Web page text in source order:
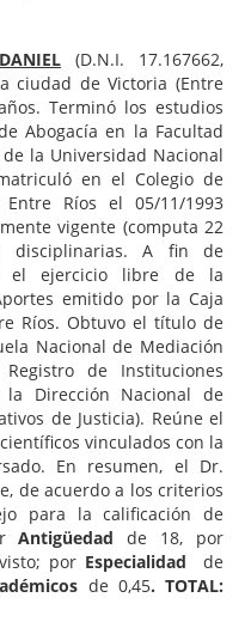
(D.N.I. 17.167662,
ciudad de Victoria (Entre
Terminó los estudios
Abogacía en la Facultad
la Universidad Nacional
en el Colegio de
Ríos el 05/11/1993
vigente (computa 22
disciplinarias. A fin de
el ejercicio libre de la
emitido por la Caja
Ríos. Obtuvo el título de
Nacional de Mediación
de Instituciones
Dirección Nacional de
de Justicia). Reúne el
vinculados con la
En resumen, el Dr.
de acuerdo a los criterios
para la calificación de
Antigüedadde 18, por
por Especialidad de
de 0,45. TOTAL: